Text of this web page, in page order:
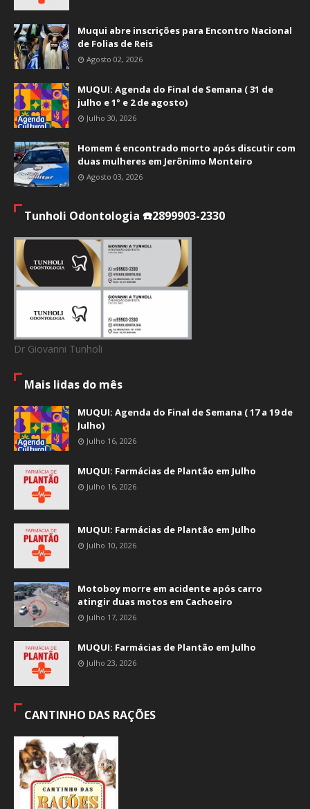
Muqui abre inscrições para Encontro Nacional
de Folias de Reis
Agosto 02, 2026
MUQUI: Agenda do Final de Semana ( 31 de
julho e 1° e 2 de agosto)
Julho 30, 2026
Homem é encontrado morto após discutir com
duas mulheres em Jerônimo Monteiro
Agosto 03, 2026
Tunholi Odontologia ☎️2899903-2330
Dr Giovanni Tunholi
Mais lidas do mês
MUQUI: Agenda do Final de Semana ( 17 a 19 de
Julho)
Julho 16, 2026
MUQUI: Farmácias de Plantão em Julho
Julho 16, 2026
MUQUI: Farmácias de Plantão em Julho
Julho 10, 2026
Motoboy morre em acidente após carro
atingir duas motos em Cachoeiro
Julho 17, 2026
MUQUI: Farmácias de Plantão em Julho
Julho 23, 2026
CANTINHO DAS RAÇÕES